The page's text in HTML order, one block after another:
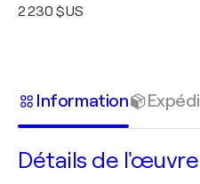
2 230 $US
Information
Détails de l'œuvre